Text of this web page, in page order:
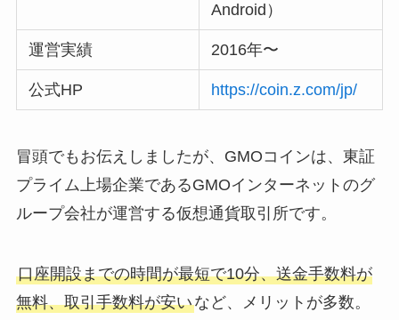
Android）
運営実績 2016年〜
公式HP https://coin.z.com/jp/
冒頭でもお伝えしましたが、GMOコインは、東証
プライム上場企業であるGMOインターネットのグ
ループ会社が運営する仮想通貨取引所です。
口座開設までの時間が最短で10分、送金手数料が
無料、取引手数料が安いなど、メリットが多数。